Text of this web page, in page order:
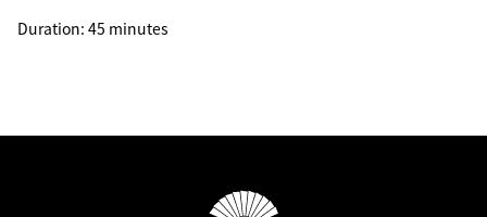
Duration: 45 minutes